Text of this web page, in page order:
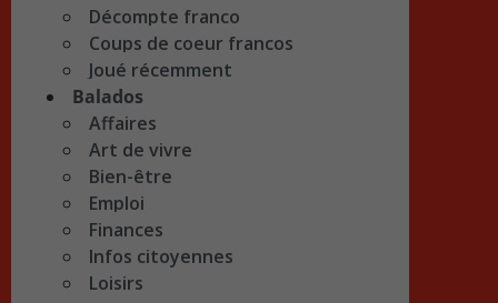
Décompte franco
Coups de coeur francos
Joué récemment
Balados
Affaires
Art de vivre
Bien-être
Emploi
Finances
Infos citoyennes
Loisirs